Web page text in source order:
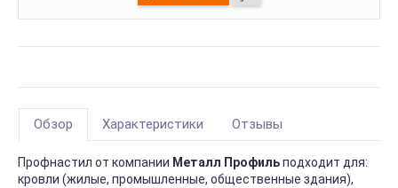
Обзор Характеристики Отзывы
Профнастил от компании Металл Профильподходит для:
кровли (жилые, промышленные, общественные здания),